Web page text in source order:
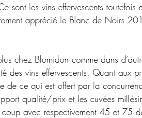
sont les vins effervescents toutefois
apprécié le Blanc de Noirs
chez Blomidon comme dans
des vins effervescents. Quant aux
de ce qui est offert par la
qualité/prix et les cuvées
coup avec respectivement 45 et 75